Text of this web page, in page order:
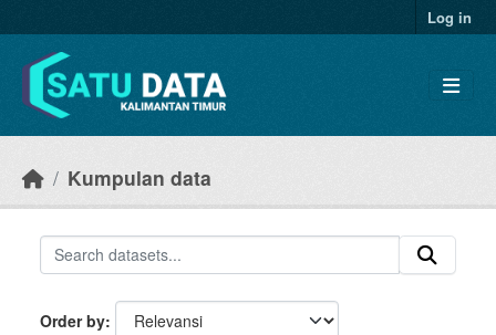
Log in
Kumpulan data
Order by